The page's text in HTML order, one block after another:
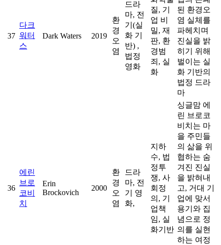
37
다크
워터
스
Dark Waters 2019
환
경
오
염
드라
마, 전
기(실
화 기
반) ,
법정
영화
질, 기
업 비
밀, 재
판, 환
경범
죄, 실
화
된 환경오
염 실체를
파헤치며
진실을 밝
히기 위해
벌이는 실
화 기반의
법정 드라
마
36
에린
브로
코비
치
Erin
Brockovich
2000
환
경
오
염
드라
마, 전
기 영
화,
지하
수, 법
정투
쟁, 사
회정
의, 기
업책
임, 실
화기반
싱글맘 에
린 브로코
비치는 마
을 주민들
의 삶을 위
협하는 숨
겨진 진실
을 밝혀내
고, 거대 기
업에 맞서
용기와 집
념으로 정
의를 실현
하는 여정